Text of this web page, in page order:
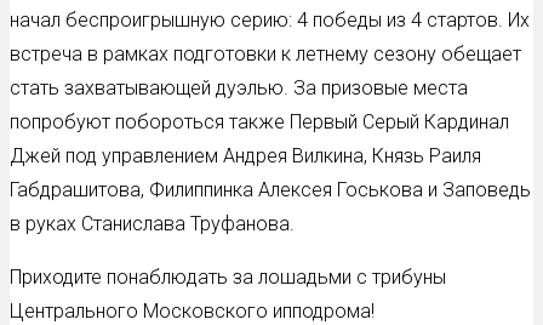
начал беспроигрышную серию: 4 победы из 4 стартов. Их
встреча в рамках подготовки к летнему сезону обещает
стать захватывающей дуэлью. За призовые места
попробуют побороться также Первый Серый Кардинал
Джей под управлением Андрея Вилкина, Князь Раиля
Габдрашитова, Филиппинка Алексея Госькова и Заповедь
в руках Станислава Труфанова.
Приходите понаблюдать за лошадьми с трибуны
Центрального Московского ипподрома!